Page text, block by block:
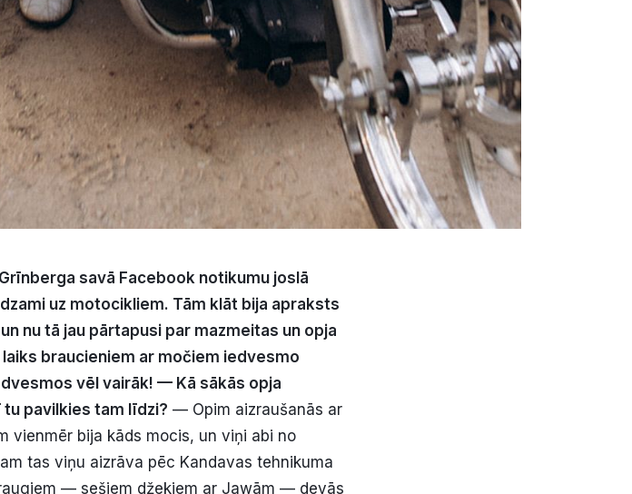
savā Facebook notikumu joslā
uz motocikliem. Tām klāt bija apraksts
nu tā jau pārtapusi par mazmeitas un opja
braucieniem ar močiem iedvesmo
vēl vairāk! — Kā sākās opja
pavilkies tam līdzi? — Opim aizraušanās ar
vienmēr bija kāds mocis, un viņi abi no
tas viņu aizrāva pēc Kandavas tehnikuma
— sešiem džekiem ar Jawām — devās